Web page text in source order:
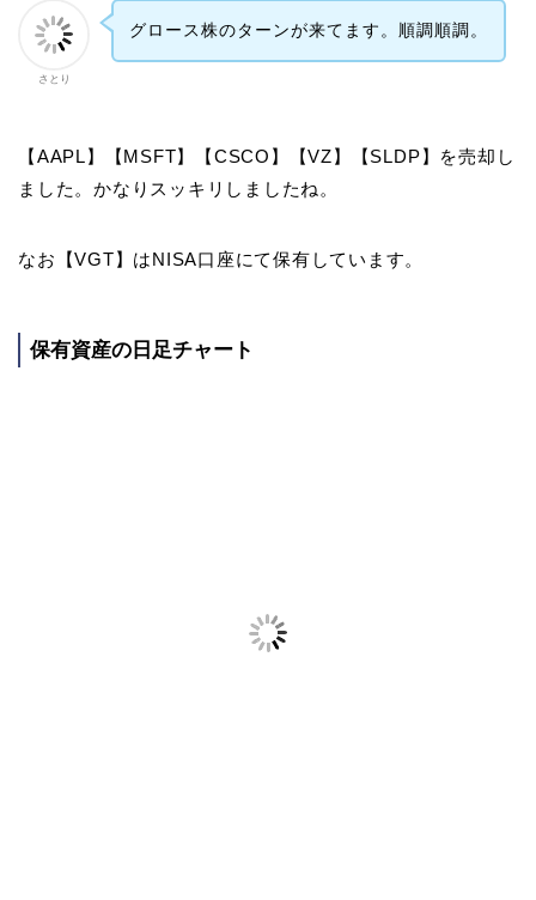
さとり
グロース株のターンが来てます。順調順調。
【AAPL】【MSFT】【CSCO】【VZ】【SLDP】を売却し
ました。かなりスッキリしましたね。
なお【VGT】はNISA口座にて保有しています。
保有資産の日足チャート